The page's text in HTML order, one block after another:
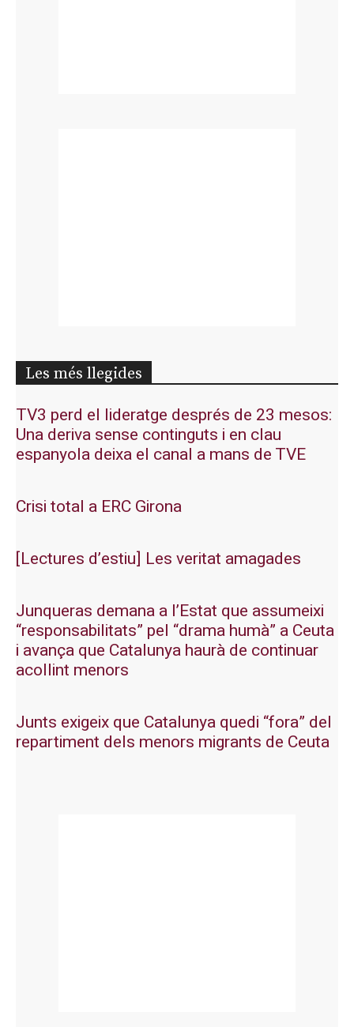
Les més llegides
TV3 perd el lideratge després de 23 mesos:
Una deriva sense continguts i en clau
espanyola deixa el canal a mans de TVE
Crisi total a ERC Girona
[Lectures d’estiu] Les veritat amagades
Junqueras demana a l’Estat que assumeixi
“responsabilitats” pel “drama humà” a Ceuta
i avança que Catalunya haurà de continuar
acollint menors
Junts exigeix que Catalunya quedi “fora” del
repartiment dels menors migrants de Ceuta